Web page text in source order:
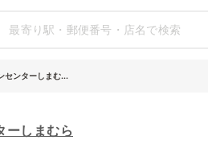
センターしまむ...
ーしまむら